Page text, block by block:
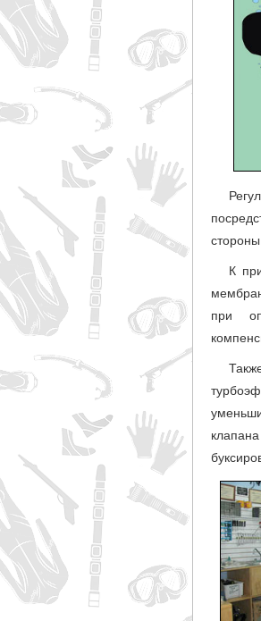
К
при